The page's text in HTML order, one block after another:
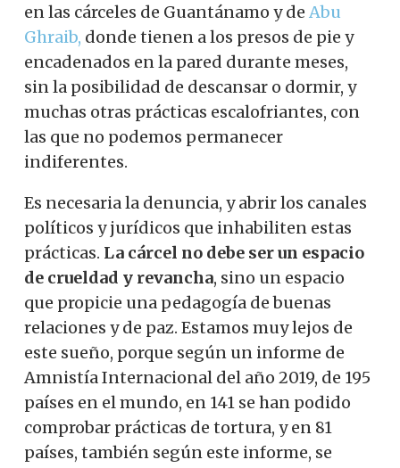
en las cárceles de Guantánamo yde Abu
Ghraib, donde tienen a los presos de pie y
encadenados en la pared durante meses,
sin la posibilidad de descansar o dormir, y
muchas otras prácticas escalofriantes, con
las que no podemos permanecer
indiferentes.
Es necesaria la denuncia, y abrir los canales
políticos y jurídicos que inhabiliten estas
prácticas. La cárcel no debe ser un espacio
de crueldad y revancha, sino un espacio
que propicie una pedagogía de buenas
relaciones y de paz. Estamos muy lejos de
este sueño, porque según un informe de
Amnistía Internacional del año 2019, de 195
países en el mundo, en 141 se han podido
comprobar prácticas de tortura, y en 81
países, también según este informe, se